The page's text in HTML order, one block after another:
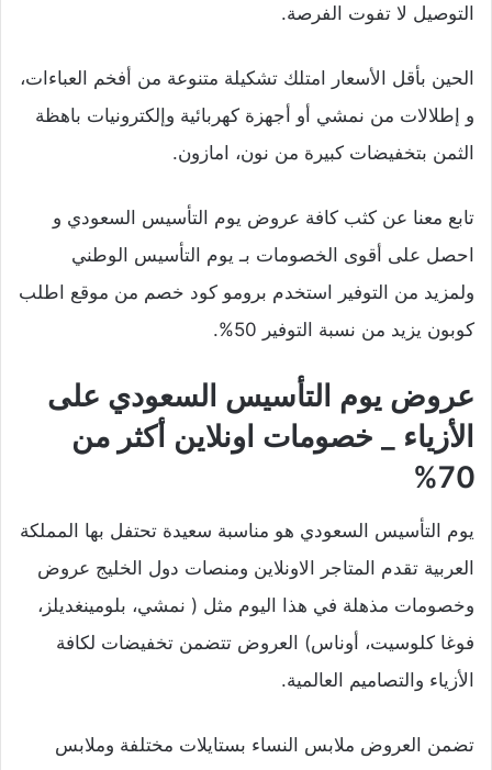
التوصيل لا تفوت الفرصة.
الحين بأقل الأسعار امتلك تشكيلة متنوعة من أفخم العباءات،
و إطلالات من نمشي أو أجهزة كهربائية وإلكترونيات باهظة
الثمن بتخفيضات كبيرة من نون، امازون.
تابع معنا عن كثب كافة عروض يوم التأسيس السعودي و
احصل على أقوى الخصومات بـ يوم التأسيس الوطني
ولمزيد من التوفير استخدم برومو كود خصم من موقع اطلب
كوبون يزيد من نسبة التوفير 50%.
عروض يوم التأسيس السعودي على
الأزياء _ خصومات اونلاين أكثر من
70%
يوم التأسيس السعودي هو مناسبة سعيدة تحتفل بها المملكة
العربية تقدم المتاجر الاونلاين ومنصات دول الخليج عروض
وخصومات مذهلة في هذا اليوم مثل ( نمشي، بلومينغديلز،
فوغا كلوسيت، أوناس) العروض تتضمن تخفيضات لكافة
الأزياء والتصاميم العالمية.
تضمن العروض ملابس النساء بستايلات مختلفة وملابس